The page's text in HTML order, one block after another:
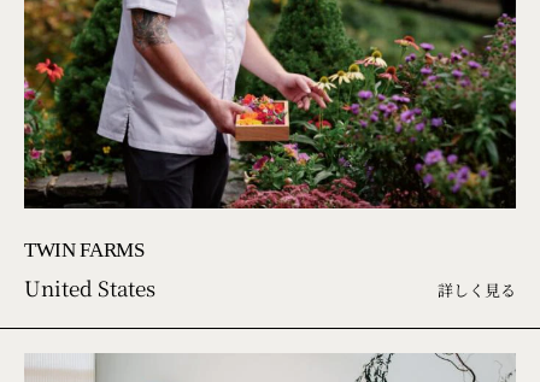
TWIN FARMS
United States 詳しく見る